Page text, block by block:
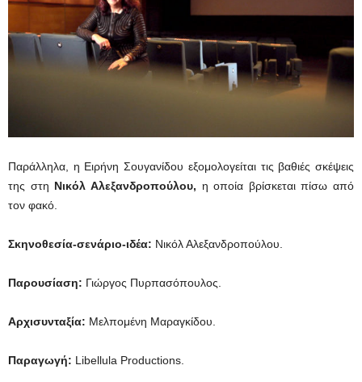
Παράλληλα, η Ειρήνη Σουγανίδου εξομολογείται τις βαθιές σκέψεις
της στη Νικόλ Αλεξανδροπούλου, η οποία βρίσκεται πίσω από
τον φακό.
Σκηνοθεσία-σενάριο-ιδέα: Νικόλ Αλεξανδροπούλου.
Παρουσίαση: Γιώργος Πυρπασόπουλος.
Αρχισυνταξία: Μελπομένη Μαραγκίδου.
Παραγωγή: Libellula Productions.